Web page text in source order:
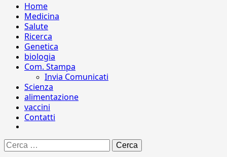
Home
Medicina
Salute
Ricerca
Genetica
biologia
Com. Stampa
Invia Comunicati
Scienza
alimentazione
vaccini
Contatti
Ricerca
per: